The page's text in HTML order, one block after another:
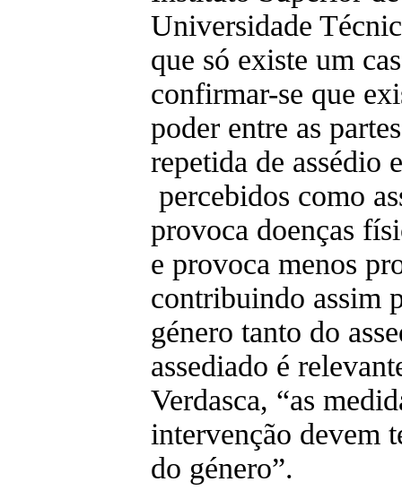
Universidade
que só existe um
confirmar-se que
poder entre as
repetida de assédio
percebidos como
provoca doenças
e provoca menos
contribuindo assim
género tanto do
assediado é
Verdasca, “as
intervenção devem
do género”.